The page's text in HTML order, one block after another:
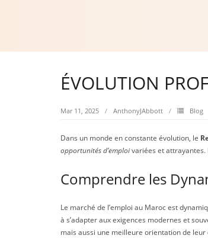
ÉVOLUTION
Mar 11, 2025 AnthonyJAbbott Blog
Dans un monde en constante évolution, le
opportunités d’emploivariées et
Comprendre les
Le marché de l’emploi au Maroc est
à s’adapter aux exigences modernes et
mais aussi une meilleure orientation de leur